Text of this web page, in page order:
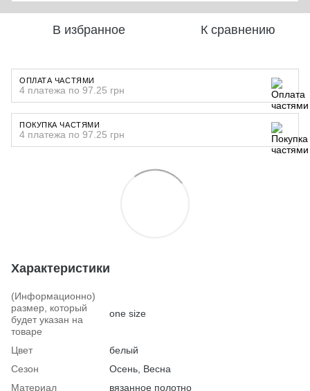
В избранное К сравнению
ОПЛАТА ЧАСТЯМИ
4 платежа по 97.25 грн
ПОКУПКА ЧАСТЯМИ
4 платежа по 97.25 грн
Характеристики
(Информационно)
размер, который
будет указан на
товаре
one size
Цвет
белый
Сезон
Осень, Весна
Материал
вязанное полотно